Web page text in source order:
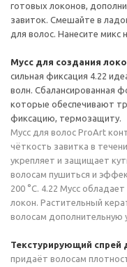
готовых локонов,
завиток. Смешайте в
для волос. Нанесите микс
Мусс для создания
сильная фиксация 4.22
волн. Сбалансированная
которые обеспечивают
фиксацию, термозащиту.
Мусс для волос ProArt
чёткость завитка в
укрепляет и защищает
волосам пушиться и
200 °C. 4.22 Мусс
локон. Растительный
волосам дополнительную
Текстурирующий спрей
придаёт волосам